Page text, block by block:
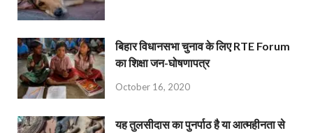
बिहार विधानसभा चुनाव के लिए RTE Forum
का शिक्षा जन-घोषणापत्र
October 16, 2020
यह तुलसीदास का पुनर्पाठ है या आत्महीनता से